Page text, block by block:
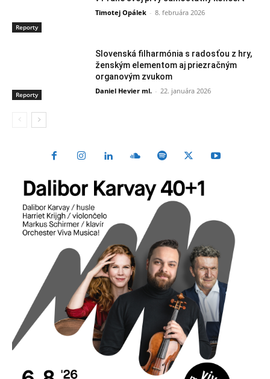
Reporty
Timotej Opálek - 8. februára 2026
Reporty
Slovenská filharmónia s radosťou z hry,
ženským elementom aj priezračným
organovým zvukom
Daniel Hevier ml. - 22. januára 2026